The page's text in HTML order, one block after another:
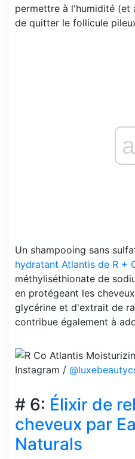
permettre à l'humidité (et
de quitter le follicule
Un shampooing sans
hydratant Atlantis de R +
méthyliséthionate de
en protégeant les
glycérine et d'extrait de
contribue également à
Instagram /
# 6: Élixir de
cheveux par
Naturals